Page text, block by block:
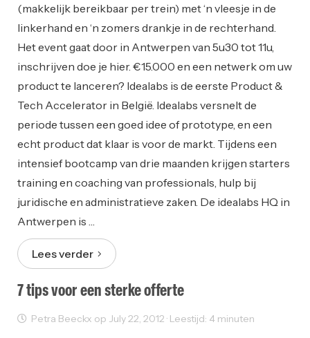
(makkelijk bereikbaar per trein) met ‘n vleesje in de
linkerhand en ‘n zomers drankje in de rechterhand.
Het event gaat door in Antwerpen van 5u30 tot 11u,
inschrijven doe je hier. €15.000 en een netwerk om uw
product te lanceren? Idealabs is de eerste Product &
Tech Accelerator in België. Idealabs versnelt de
periode tussen een goed idee of prototype, en een
echt product dat klaar is voor de markt. Tijdens een
intensief bootcamp van drie maanden krijgen starters
training en coaching van professionals, hulp bij
juridische en administratieve zaken. De idealabs HQ in
Antwerpen is …
Lees verder
7 tips voor een sterke offerte
Petra Beeckx op July 22, 2012 · Leestijd: 4 minuten